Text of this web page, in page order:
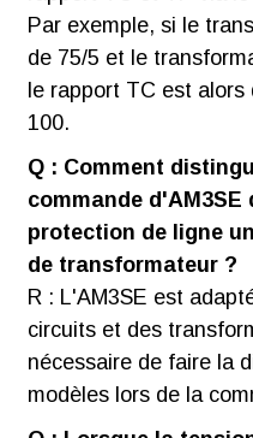
Par exemple, si le
de 75/5 et le
le rapport TC est
100.
Q : Comment
commande
protection de ligne
de transformateur ?
R : L'AM3SE est
circuits et des
nécessaire de faire la
modèles lors de la